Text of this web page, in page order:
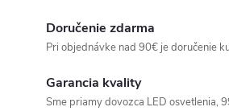
Doručenie zdarma
Pri objednávke nad 90€ je doručenie
Garancia kvality
Sme priamy dovozca LED osvetlenia,